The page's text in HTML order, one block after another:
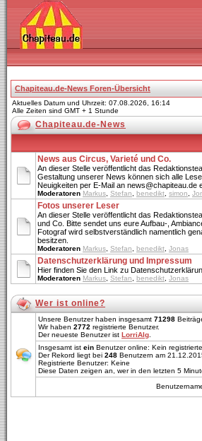
Chapiteau.de-News Foren-Übersicht
Aktuelles Datum und Uhrzeit: 07.08.2026, 16:14
Alle Zeiten sind GMT + 1 Stunde
Chapiteau.de-News
News aus Circus, Varieté und Co.
An dieser Stelle veröffentlicht das
Gestaltung unserer News können sich alle
Neuigkeiten per E-Mail an news@chapiteau.de
Moderatoren Markus Stefan benedikt simon
Fotos unserer Leser
An dieser Stelle veröffentlicht das
und Co. Bitte sendet uns eure Aufbau-,
Fotograf wird selbstverständlich namentlich
besitzen.
Moderatoren Markus Stefan benedikt Jonas
Datenschutzerklärung und Impressum
Hier finden Sie den Link zu
Moderatoren Markus Stefan benedikt Jonas
Wer ist online?
Unsere Benutzer haben insgesamt 71298
Wir haben 2772 registrierte Benutzer.
Der neueste Benutzer ist LorriAlg
Insgesamt ist ein Benutzer online: Kein
Der Rekord liegt bei 248 Benutzern am
Registrierte Benutzer: Keine
Diese Daten zeigen an, wer in den letzten 5